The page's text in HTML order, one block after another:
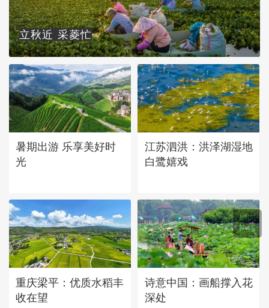
立秋近 采菱忙
暑期出游 乐享美好时
光
江苏泗洪：洪泽湖湿地
白鹭嬉戏
重庆梁平：优质水稻丰
收在望
诗意中国：画船撑入花
深处